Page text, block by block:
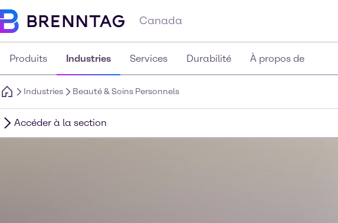
Canada
Produits Industries Services Durabilité À propos de
Industries Beauté & Soins Personnels
Accéder à la section